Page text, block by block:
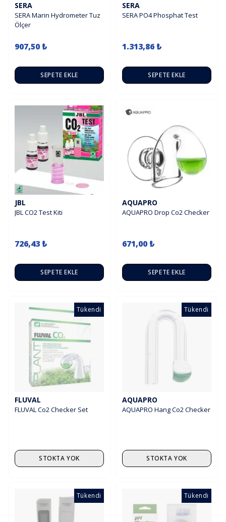
SERA
SERA Marin Hydrometer Tuz
Ölçer
907,50 ₺
SEPETE EKLE
SERA
SERA PO4 Phosphat Test
1.313,86 ₺
SEPETE EKLE
JBL
JBL CO2 Test Kiti
726,43 ₺
SEPETE EKLE
AQUAPRO
AQUAPRO Drop Co2 Checker
671,00 ₺
SEPETE EKLE
Tükendi
FLUVAL
FLUVAL Co2 Checker Set
STOKTA YOK
Tükendi
AQUAPRO
AQUAPRO Hang Co2 Checker
STOKTA YOK
Tükendi Tükendi